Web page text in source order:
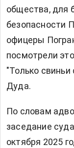
общества, для
безопасности
офицеры
посмотрели
"Только
Дуда.
По словам
заседание
октября 2025